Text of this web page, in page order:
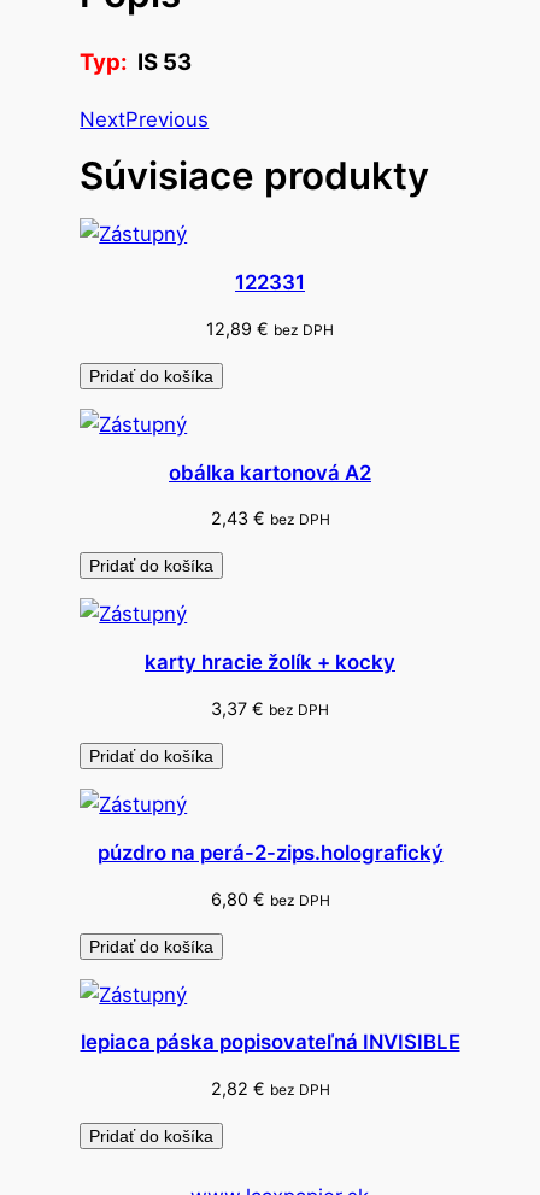
t
e
o
e
t
k
y
S
3
Typ: IS 53
NextPrevious
Súvisiace produkty
122331
12,89 € bez DPH
Pridať do košíka
obálka kartonová A2
2,43 € bez DPH
Pridať do košíka
karty hracie žolík + kocky
3,37 € bez DPH
Pridať do košíka
púzdro na perá-2-zips.holografický
6,80 € bez DPH
Pridať do košíka
lepiaca páska popisovateľná INVISIBLE
2,82 € bez DPH
Pridať do košíka